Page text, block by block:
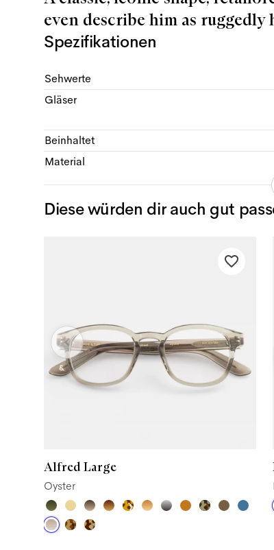
even describe him as ruggedly
Spezifikationen
Sehwerte
Gläser
Beinhaltet
Material
Diese würden dir auch gut
Alfred Large
Oyster